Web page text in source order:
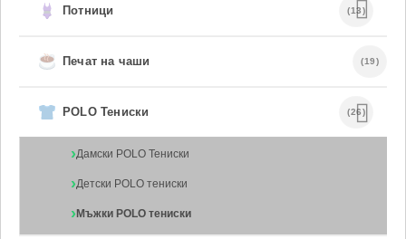
Потници (13)
Печат на чаши (19)
POLO Тениски (26)
Дамски POLO Тениски
Детски POLO тениски
Мъжки POLO тениски